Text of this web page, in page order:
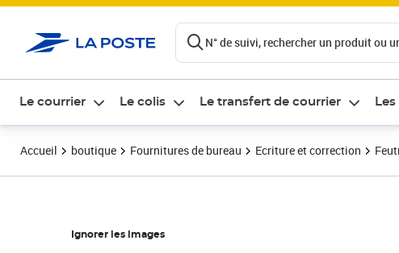
N° de suivi, rechercher un produit ou
Le courrier Le colis Le transfert de courrier
Accueil boutique Fournitures de bureau Ecriture et correction
Ignorer les images